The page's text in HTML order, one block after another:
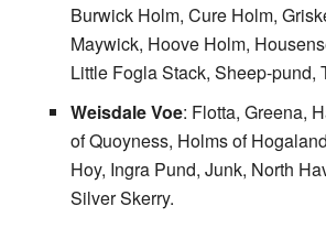
Burwick Holm, Cure Holm,
Maywick, Hoove Holm,
Little Fogla Stack, Sheep-pund,
Weisdale Voe: Flotta, Greena,
of Quoyness, Holms of
Hoy, Ingra Pund, Junk, North
Silver Skerry.